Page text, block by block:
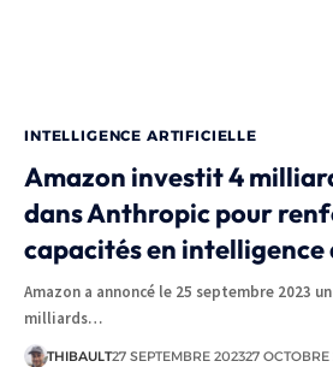
INTELLIGENCE ARTIFICIELLE
Amazon investit 4
dans Anthropic pour
capacités en
Amazon a annoncé le 25 septembre 2023
milliards…
THIBAULT27 SEPTEMBRE 202327